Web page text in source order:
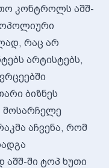
კონტროლს აშშ-
რაც არ
არტისტებს,
ბიზნეს
მოსარჩელე
აჩვენა, რომ
ში ტოპ ხუთი